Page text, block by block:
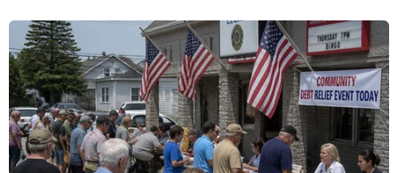
Chủ tịch nước Trương Tấn Sang đã gửi thư khen
ngợi Nguyễn Thị Ánh Viên, vận động viên bơi lội
đã giành được 8 huy chương vàng, phá 8 kỷ lục tại
SEA Games 28.